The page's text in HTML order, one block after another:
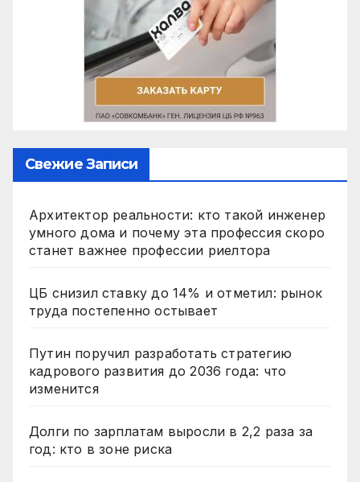
Свежие Записи
Архитектор реальности: кто такой инженер
умного дома и почему эта профессия скоро
станет важнее профессии риелтора
ЦБ снизил ставку до 14% и отметил: рынок
труда постепенно остывает
Путин поручил разработать стратегию
кадрового развития до 2036 года: что
изменится
Долги по зарплатам выросли в 2,2 раза за
год: кто в зоне риска